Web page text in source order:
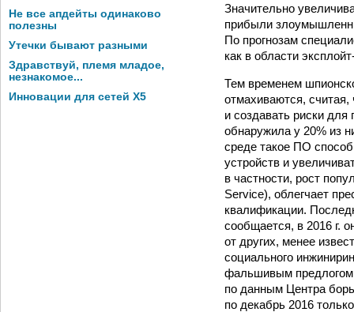
Не все апдейты одинаково
полезны
Утечки бывают разными
Здравствуй, племя младое,
незнакомое...
Инновации для сетей X5
Значительно
прибыли
По прогнозам
как в области
Тем временем
отмахиваются,
и создавать риски
обнаружила у 20% из
среде такое ПО
устройств и
в частности, рост
Service), облегчает
квалификации.
сообщается, в 2016 г.
от других, менее
социального
фальшивым предлогом
по данным Центра
по декабрь 2016